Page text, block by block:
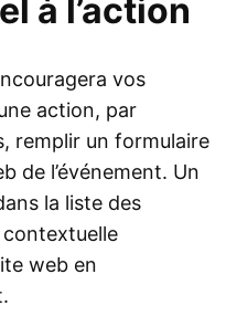
à l’action
vos
action, par
remplir un formulaire
de l’événement. Un
la liste des
web en